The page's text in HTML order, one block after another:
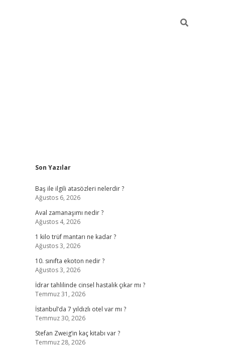
Sidebar
Son Yazılar
Baş ile ilgili atasözleri nelerdir ?
Ağustos 6, 2026
Aval zamanaşımı nedir ?
Ağustos 4, 2026
1 kilo trüf mantarı ne kadar ?
Ağustos 3, 2026
10. sınıfta ekoton nedir ?
Ağustos 3, 2026
İdrar tahlilinde cinsel hastalık çıkar mı ?
Temmuz 31, 2026
İstanbul’da 7 yıldızlı otel var mı ?
Temmuz 30, 2026
Stefan Zweig’in kaç kitabı var ?
Temmuz 28, 2026